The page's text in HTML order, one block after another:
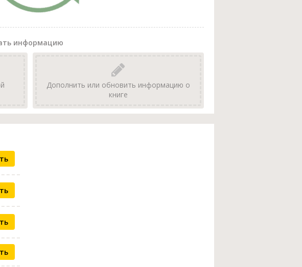
информацию
Дополнить или обновить информацию о
книге